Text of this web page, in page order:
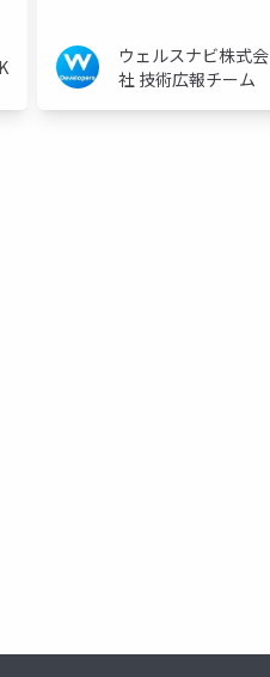
ウェルスナビ株式会
社 技術広報チーム